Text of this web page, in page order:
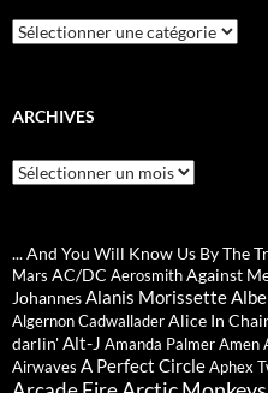
Catégories
ARCHIVES
Archives
... And You Will Know Us By The
Mars AC/DC AerosmithAgainst
JohannesAlanis Morissette
Algernon CadwalladerAlice In
darlin'Alt-J Amanda PalmerAmen
Airwaves A Perfect CircleAphex